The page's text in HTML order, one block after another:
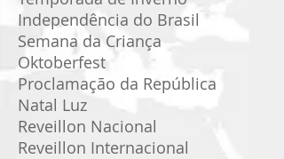
Independência do Brasil
Semana da Criança
Oktoberfest
Proclamação da República
Natal Luz
Reveillon Nacional
Reveillon Internacional